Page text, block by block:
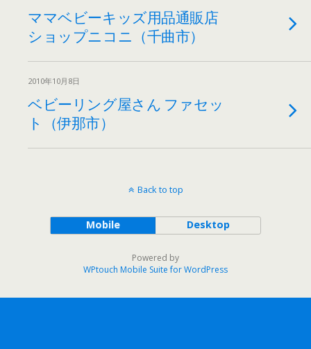
ママベビーキッズ用品通販店
ショップニコニ（千曲市）
2010年10月8日
ベビーリング屋さん ファセッ
ト（伊那市）
Back to top
Mobile Desktop
Powered by
WPtouch Mobile Suite for WordPress